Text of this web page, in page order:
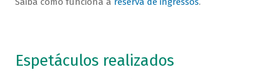
Espetáculos realizados